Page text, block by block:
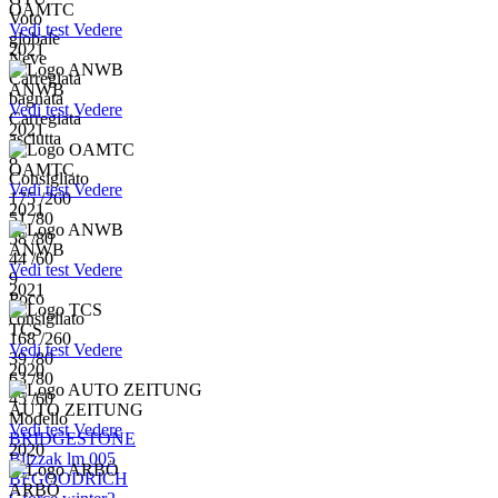
Voto
globale
Neve
Carregiata
bagnata
Carregiata
asciutta
8
Consigliato
175 /260
51 /80
58 /80
44 /60
9
Poco
consigliato
168 /260
39 /80
63 /80
45 /60
Modello
BRIDGESTONE
Blizzak lm 005
BFGOODRICH
OAMTC
Vedi test Vedere
2021
ANWB
Vedi test Vedere
2021
OAMTC
Vedi test Vedere
2021
ANWB
Vedi test Vedere
2021
TCS
Vedi test Vedere
2020
AUTO ZEITUNG
Vedi test Vedere
2020
ARBÖ